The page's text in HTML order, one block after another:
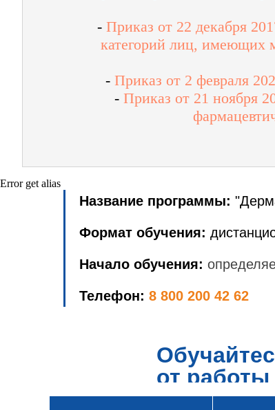
- Приказ от 22 декабря
категорий лиц, имеющих
- Приказ от 2 февраля
- Приказ от 21 ноября
Error get alias
Название программы:
Формат обучения:
Начало обучения:
Телефон: 8 800 200 42 62
от работы